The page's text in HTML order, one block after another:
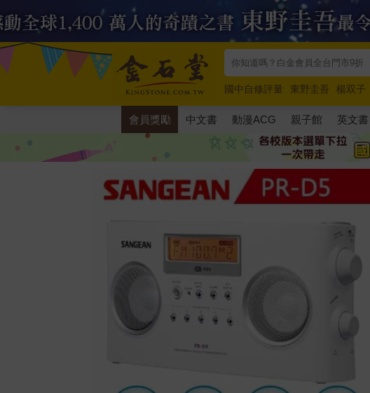
國中自修評量 東野圭吾 楊双子
唯紅花綻放
奧德賽 路邊攤新作
會員獎勵 中文書 動漫ACG 親子館 英文書